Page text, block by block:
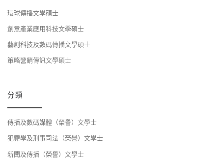
環球傳播文學碩士
創意產業應用科技文學碩士
藝創科技及數碼傳播文學碩士
策略營銷傳訊文學碩士
分類
傳播及數碼媒體（榮譽）文學士
犯罪學及刑事司法（榮譽）文學士
新聞及傳播（榮譽）文學士